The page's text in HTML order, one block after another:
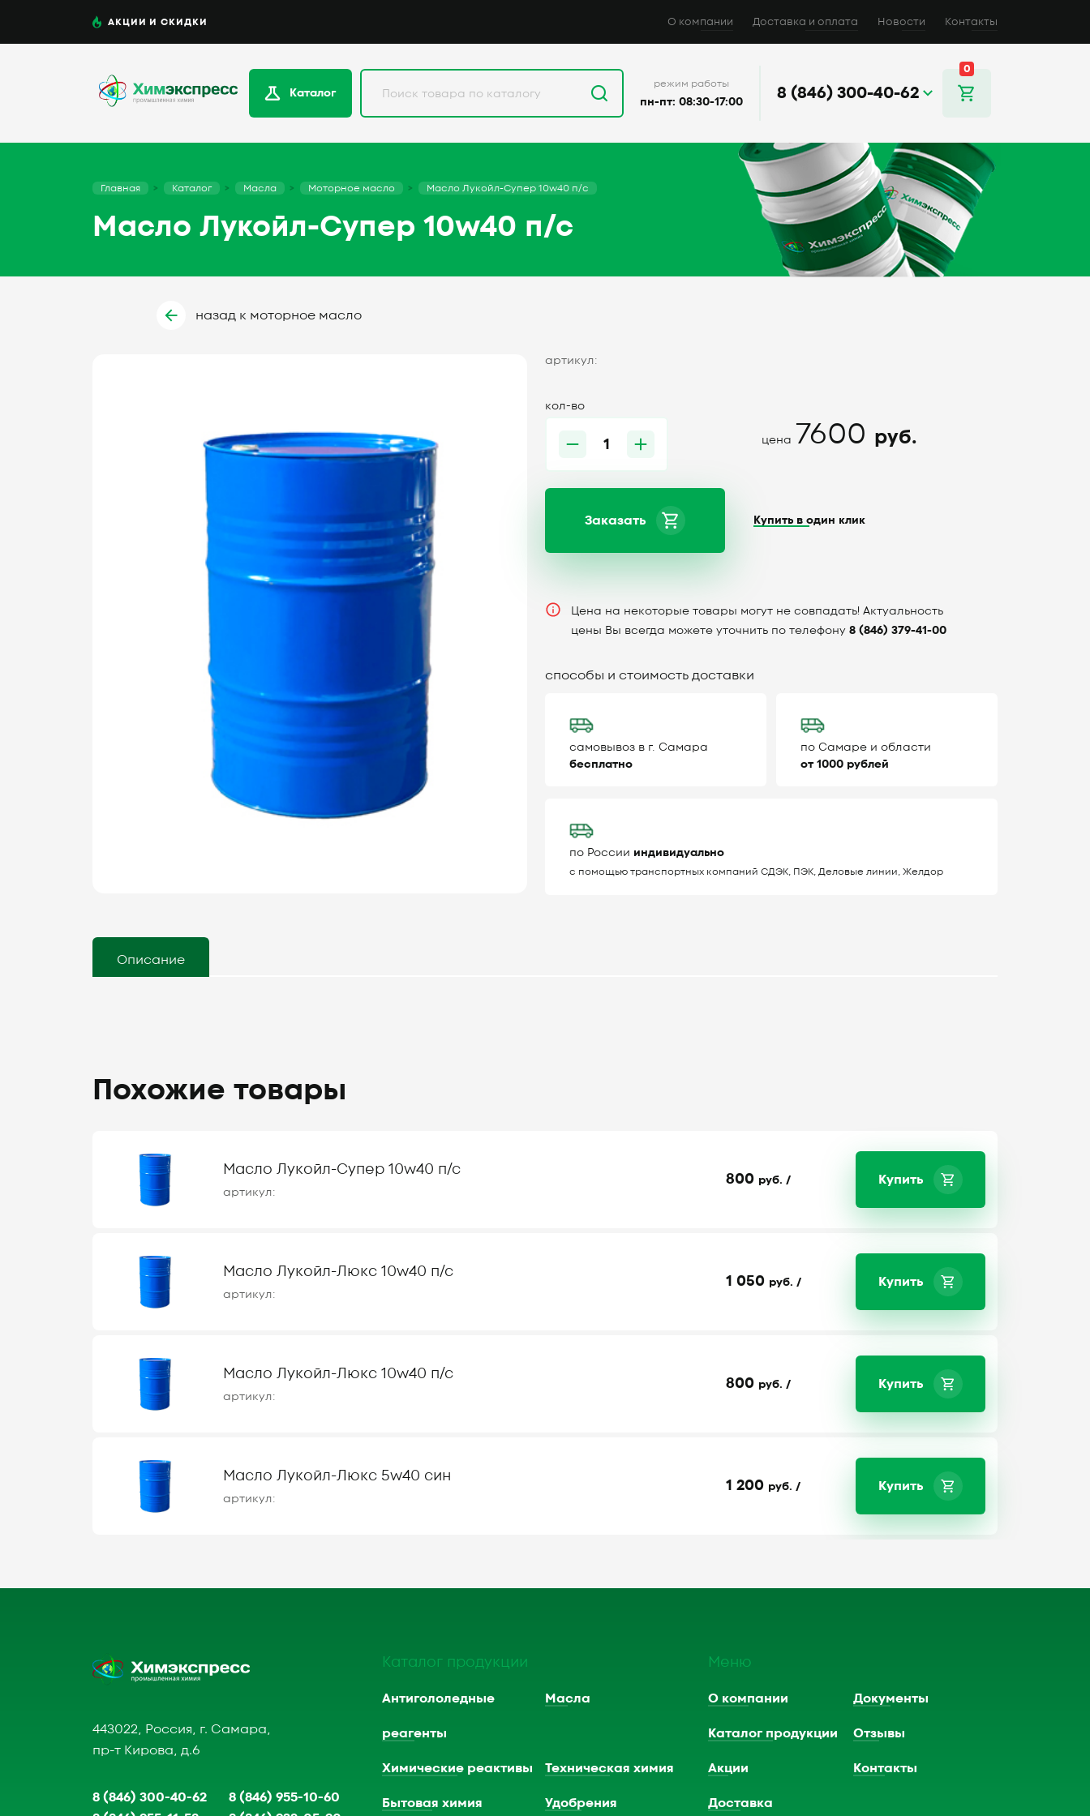
АКЦИИ И СКИДКИ О компании Доставка и оплата Новости Контакты
Каталог
режим работы
пн-пт: 08:30-17:00 8 (846) 300-40-62
0
Главная Каталог Масла Моторное масло Масло Лукойл-Супер 10w40 п/с
Масло Лукойл-Супер 10w40 п/с
назад к моторное масло
артикул:
кол-во
цена 7600 руб.
Заказать Купить в один клик
Цена на некоторые товары могут не совпадать! Актуальность
цены Вы всегда можете уточнить по телефону 8 (846) 379-41-00
способы и стоимость доставки
самовывоз в г. Самара
бесплатно
по Самаре и области
от 1000 рублей
по России индивидуально
с помощью транспортных компаний СДЭК, ПЭК, Деловые линии, Желдор
Описание
Похожие товары
Масло Лукойл-Супер 10w40 п/с
артикул:
800 руб. / Купить
Масло Лукойл-Люкс 10w40 п/с
артикул:
1 050 руб. / Купить
Масло Лукойл-Люкс 10w40 п/с
артикул:
800 руб. / Купить
Масло Лукойл-Люкс 5w40 син
артикул:
1 200 руб. / Купить
443022, Россия, г. Самара,
пр-т Кирова, д.6
8 (846) 300-40-62
8 (846) 955-10-60
Каталог продукции
Антигололедные
реагенты
Масла
Химические реактивы Техническая химия
Бытовая химия Удобрения
Меню
О компании Документы
Каталог продукции Отзывы
Акции Контакты
Доставка